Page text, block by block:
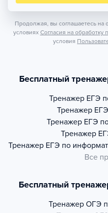
Продолжая, вы соглашаетесь на
условиях Согласия на обработку
условия
Бесплатный
Тренажер ЕГЭ
Тренажер
Тренажер ЕГЭ
Тренажер
Тренажер ЕГЭ по
Все
Бесплатный
Тренажер ОГЭ